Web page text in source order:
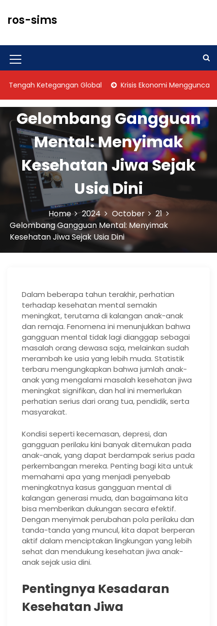
t
c
t
ros-sims
M
e
n
u
I
c
o
n
Ketegangan Global Krisis Ekonomi Mengguncang
Gelombang Gangguan
Mental: Menyimak
Kesehatan Jiwa Sejak
Usia Dini
Home 2024 October
21
Gelombang Gangguan Mental: Menyimak
Kesehatan Jiwa Sejak Usia Dini
Dalam beberapa tahun terakhir, perhatian
terhadap kesehatan mental semakin
meningkat, terutama di kalangan anak-anak
dan remaja. Fenomena ini menunjukkan bahwa
gangguan mental tidak lagi dianggap sebagai
masalah orang dewasa saja, melainkan sudah
merambah ke usia yang lebih muda. Statistik
terbaru mengungkapkan bahwa jumlah anak-
anak yang mengalami masalah kesehatan jiwa
meningkat signifikan, dan hal ini memerlukan
perhatian serius dari orang tua, pendidik, serta
masyarakat.
Kondisi seperti kecemasan, depresi, dan
gangguan perilaku kini banyak ditemukan pada
anak-anak, yang dapat berdampak serius pada
perkembangan mereka. Penting bagi kita untuk
memahami apa yang menjadi penyebab
meningkatnya kasus gangguan mental di
kalangan generasi muda, dan bagaimana kita
bisa memberikan dukungan secara efektif.
Dengan menyimak perubahan pola perilaku dan
tanda-tanda yang muncul, kita dapat berperan
aktif dalam menciptakan lingkungan yang lebih
sehat dan mendukung kesehatan jiwa anak-
anak sejak usia dini.
Pentingnya Kesadaran
Kesehatan Jiwa